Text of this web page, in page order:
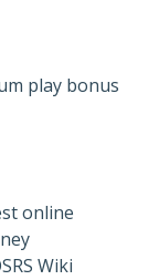
play bonus
online
Wiki